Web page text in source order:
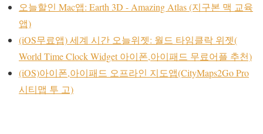
오늘할인 Mac앱: Earth 3D - Amazing Atlas (지구본 맥 교육
앱)
(iOS무료앱) 세계 시간 오늘위젯: 월드 타임클락 위젯(
World Time Clock Widget 아이폰,아이패드 무료어플 추천)
(iOS)아이폰,아이패드 오프라인 지도앱(CityMaps2Go Pro
시티맵 투 고)